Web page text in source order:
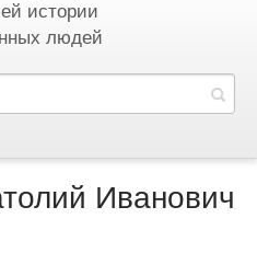
истории
людей
Иванович